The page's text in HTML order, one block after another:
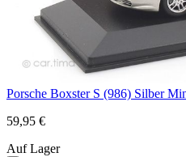
Porsche Boxster S (986) Silber
59,95 €
Auf Lager